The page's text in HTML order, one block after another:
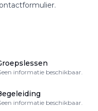
informatie beschikbaar.
informatie beschikbaar.